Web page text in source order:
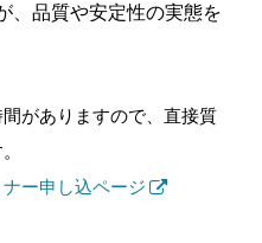
、品質や安定性の実態を
がありますので、直接質
ナー申し込ページ